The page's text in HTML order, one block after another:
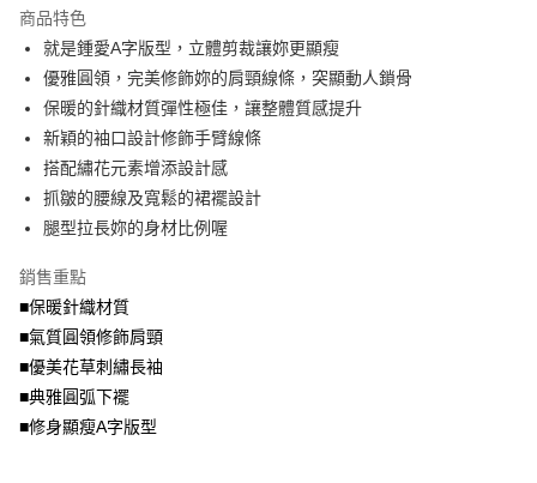
流程，驗證手機門號後，選擇欲分期的期數、繳款截止日，確認付款後即完
成交易。
3.實際核准額度、可分期數及費用金額請依後續交易確認頁面所載為準。
4.訂單成立30分鐘內，如未前往確認交易或遇審核未通過，訂單將自動取
法說明評估內容。
【繳款方式說明】
1.分期款項不併入電信帳單，「大哥付你分期」於每月結算日後寄送繳費提
醒簡訊。
2.透過簡訊連結打開帳單後，可選擇「超商條碼／台灣大直營門市／銀行轉
帳／街口支付／iPASS MONEY」等通路繳費。
【注意事項】
1.本服務係由「台灣大哥大股份有限公司」（以下簡稱本公司）所提供，讓
用戶於交易時，得透過本服務購買商品或服務，並由商店將買賣／分期付款
買賣價金債權讓與本公司後，依約使用本公司帳單繳交帳款。
資料（包含姓名、電話或地址）提供予台灣大哥大進項蒐集、處理及利用，
由本公司與您本人進行分期帳單所需資料之確認、核對及更正。
3.完整用戶服務條款，請詳閱以下連結：
【關於「AFTEE先享後付」】
AFTEE先享後付是「在收到商品之後才付款」的支付方式。 讓您購物簡單
便利好安心！
１．簡單：不需註冊會員、不需綁卡、不需儲值。
２．便利：只要手機號碼，簡訊認證，即可結帳。
３．安心：先確認商品／服務後，再付款。
【「AFTEE先享後付」結帳流程】
１．於結帳方式選擇「AFTEE先享後付」後，將跳轉至「AFTEE先享後付」
２．訂單成立數日內，您將收到繳費通知簡訊。
ATM／網路銀行／等多元方式進行付款，方視為交易完成。
※ 請注意：結帳手續完成當下不需立刻繳費，但若您需要取消訂單，請聯絡
購買商品的店家。未經商家同意取消之訂單仍視為有效，需透過AFTEE先享
後付繳納相關費用。
※ 交易是否成功請以「AFTEE先享後付 」之結帳頁面顯示為準，若有關於
是否繳費成功／繳費後需取消欲退款等相關疑問，請聯繫「AFTEE先享後付
客戶支援中心」
ATM付款
全家取貨付款
每筆NT$70，滿NT$699(含以上)免運費
付款後全家取貨
7-11取貨付款
每筆NT$70，滿NT$799(含以上)免運費
付款後7-11取貨
每筆NT$70，滿NT$699(含以上)免運費
宅配
商品特色
就是鍾愛A字版型，立體剪裁讓妳更顯瘦
優雅圓領，完美修飾妳的肩頸線條，突顯動人鎖骨
保暖的針織材質彈性極佳，讓整體質感提升
新穎的袖口設計修飾手臂線條
搭配繡花元素增添設計感
抓皺的腰線及寬鬆的裙襬設計
腿型拉長妳的身材比例喔
銷售重點
■保暖針織材質
■氣質圓領修飾肩頸
■優美花草刺繡長袖
■典雅圓弧下襬
■修身顯瘦A字版型